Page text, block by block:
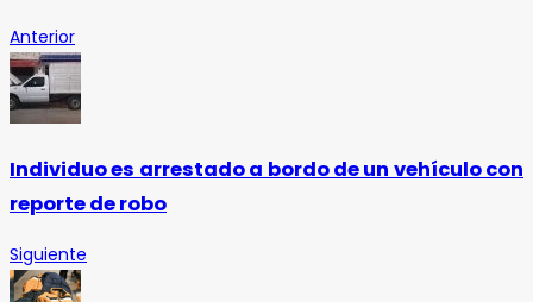
Anterior
Individuo es arrestado a bordo de un vehículo con
reporte de robo
Siguiente